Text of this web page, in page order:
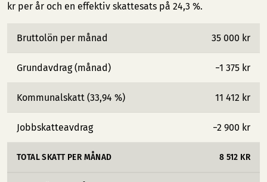
kr per år och en effektiv skattesats på 24,3 %.
Bruttolön per månad 35 000 kr
Grundavdrag (månad) −1 375 kr
Kommunalskatt (33,94 %) 11 412 kr
Jobbskatteavdrag −2 900 kr
TOTAL SKATT PER MÅNAD 8 512 KR